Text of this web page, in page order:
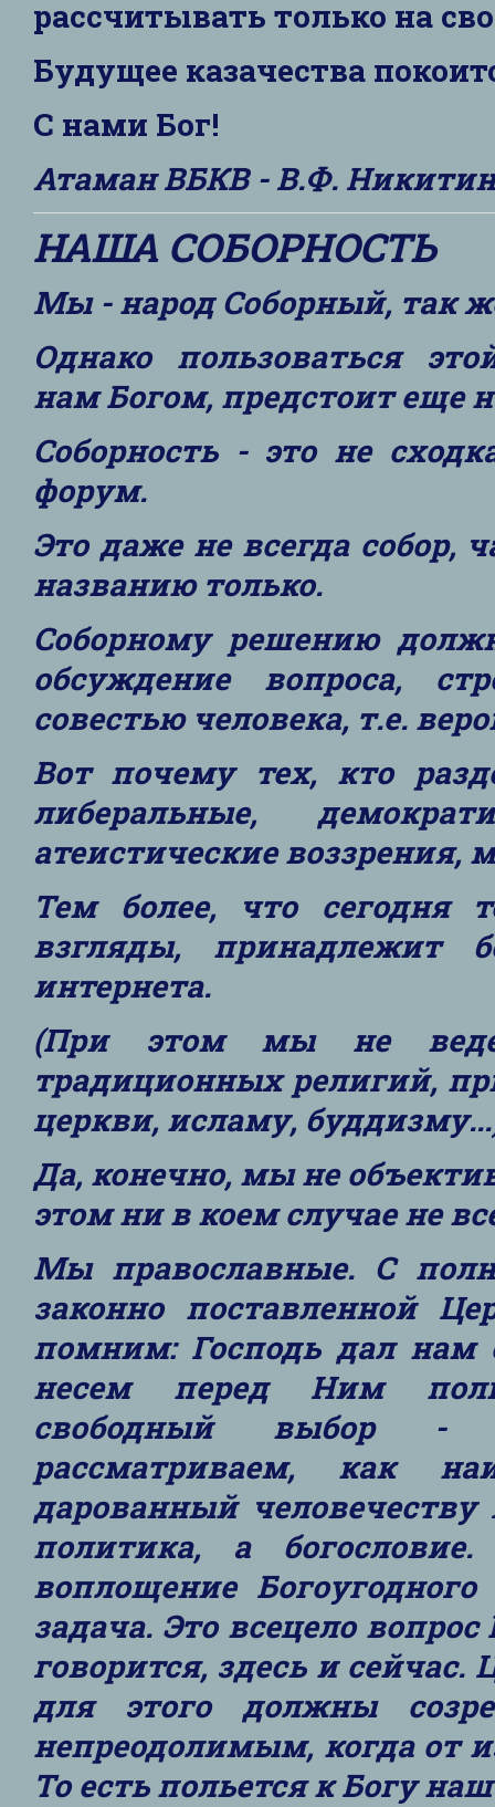
рассчитывать только на
Будущее казачества
С нами Бог!
Атаман ВБКВ - В.Ф. Никитин
НАША СОБОРНОСТЬ
Мы - народ Соборный, так
Однако пользоваться
нам Богом, предстоит еще
Соборность - это не
форум.
Это даже не всегда
названию только.
Соборному решению
обсуждение вопроса,
совестью человека, т.е.
Вот почему тех, кто
либеральные,
атеистические воззрения,
Тем более, что сегодня
взгляды, принадлежит
интернета.
(При этом мы не
традиционных религий,
церкви, исламу,
Да, конечно, мы не
этом ни в коем случае не
Мы православные. С
законно поставленной
помним: Господь дал нам
несем перед Ним
свободный выбор -
рассматриваем, как
дарованный
политика, а богословие.
воплощение
задача. Это всецело
говорится, здесь и
для этого должны
непреодолимым, когда от
То есть польется к Богу